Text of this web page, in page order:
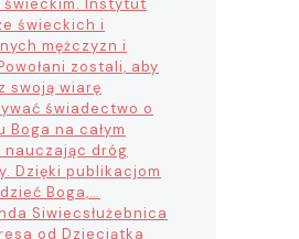
świeckich i
mężczyzn i
zostali, aby
swoją wiarę
świadectwo o
Boga na całym
nauczając dróg
Dzięki publikacjom
Boga,…
Siwiecsłużebnica
od Dzieciątka